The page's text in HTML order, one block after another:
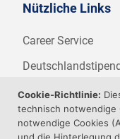
Nützliche Links
Career Service
WHZ
Weitere Angebote
Cookie-Richtlinie:
technisch notwendige
notwendige Cookies